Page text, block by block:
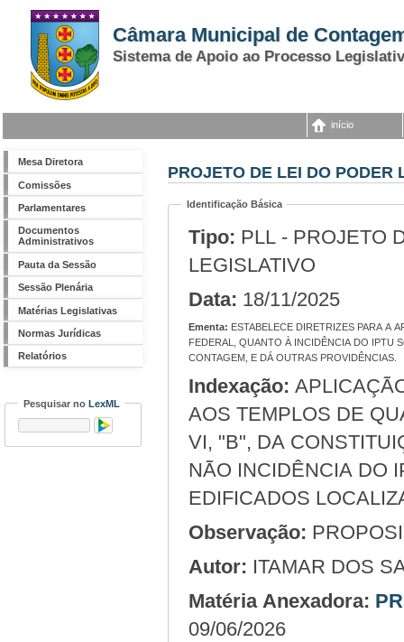
Câmara Municipal de
Sistema de Apoio ao Processo
início
Mesa Diretora
Comissões
Parlamentares
Documentos
Administrativos
Pauta da Sessão
Sessão Plenária
Matérias Legislativas
Normas Jurídicas
Relatórios
Pesquisar no LexML
PROJETO DE LEI DO PODER
Identificação Básica
Tipo: PLL - PROJETO
LEGISLATIVO
Data: 18/11/2025
Ementa:
FEDERAL, QUANTO À INCIDÊNCIA DO IPTU
CONTAGEM, E DÁ OUTRAS PROVIDÊNCIAS.
Indexação:
AOS TEMPLOS DE
VI, "B", DA
NÃO INCIDÊNCIA DO
EDIFICADOS
Observação:
Autor: ITAMAR DOS
Matéria Anexadora:
09/06/2026